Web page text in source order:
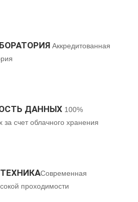
Аккредитованная
ДАННЫХ 100%
за счет облачного хранения
Современная
проходимости​